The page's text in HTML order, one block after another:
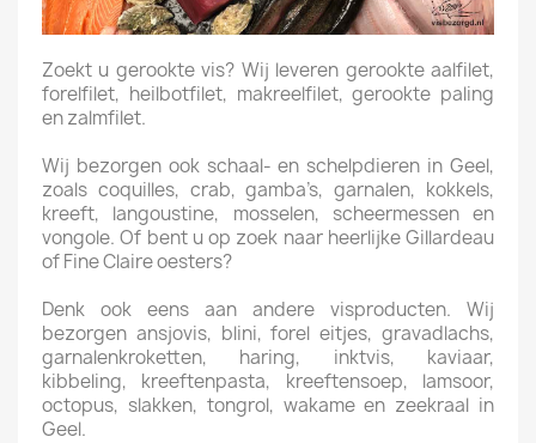
Zoekt u gerookte vis? Wij leveren gerookte aalfilet,
forelfilet, heilbotfilet, makreelfilet, gerookte paling
en zalmfilet.
Wij bezorgen ook schaal- en schelpdieren in Geel,
zoals coquilles, crab, gamba’s, garnalen, kokkels,
kreeft, langoustine, mosselen, scheermessen en
vongole. Of bent u op zoek naar heerlijke Gillardeau
of Fine Claire oesters?
Denk ook eens aan andere visproducten. Wij
bezorgen ansjovis, blini, forel eitjes, gravadlachs,
garnalenkroketten, haring, inktvis, kaviaar,
kibbeling, kreeftenpasta, kreeftensoep, lamsoor,
octopus, slakken, tongrol, wakame en zeekraal in
Geel.